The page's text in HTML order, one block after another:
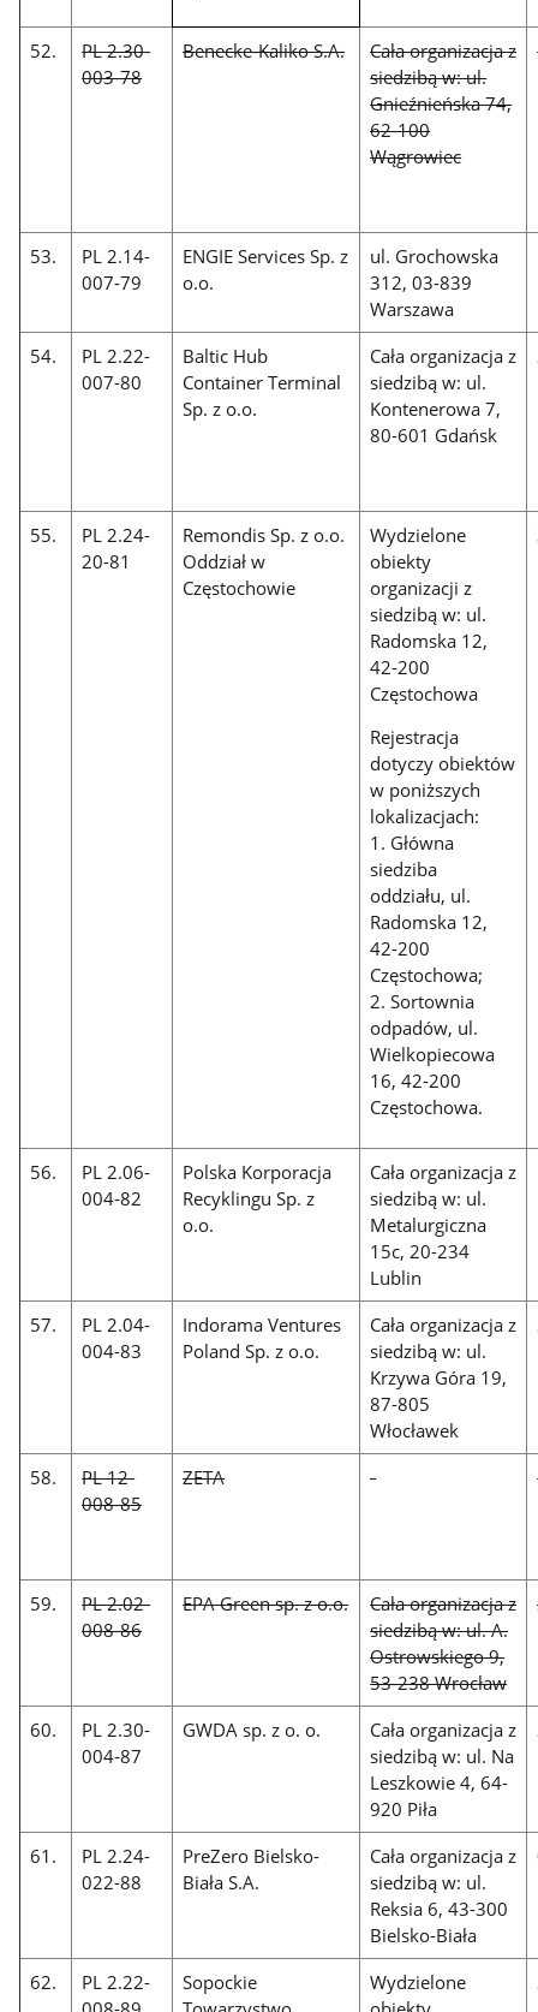
52.
PL 2.30-
003-78
Benecke-Kaliko S.A.
Cała organizacja z
siedzibą w: ul.
Gnieźnieńska 74,
62-100
Wągrowiec
53.
PL 2.14-
007-79
ENGIE Services Sp. z
o.o.
ul. Grochowska
312, 03-839
Warszawa
54.
PL 2.22-
007-80
Baltic Hub
Container Terminal
Sp. z o.o.
Cała organizacja z
siedzibą w: ul.
Kontenerowa 7,
80-601 Gdańsk
55.
PL 2.24-
20-81
Remondis Sp. z o.o.
Oddział w
Częstochowie
Wydzielone
obiekty
organizacji z
siedzibą w: ul.
Radomska 12,
42-200
Częstochowa
Rejestracja
dotyczy obiektów
w poniższych
lokalizacjach:
1. Główna
siedziba
oddziału, ul.
Radomska 12,
42-200
Częstochowa;
2. Sortownia
odpadów, ul.
Wielkopiecowa
16, 42-200
Częstochowa.
56.
PL 2.06-
004-82
Polska Korporacja
Recyklingu Sp. z
o.o.
Cała organizacja z
siedzibą w: ul.
Metalurgiczna
15c, 20-234
Lublin
57.
PL 2.04-
004-83
Indorama Ventures
Poland Sp. z o.o.
Cała organizacja z
siedzibą w: ul.
Krzywa Góra 19,
87-805
Włocławek
58.
PL 12-
008-85
ZETA -
59.
PL 2.02-
008-86
EPA Green sp. z o.o.
Cała organizacja z
siedzibą w: ul. A.
Ostrowskiego 9,
53-238 Wrocław
60.
PL 2.30-
004-87
GWDA sp. z o. o.
Cała organizacja z
siedzibą w: ul. Na
Leszkowie 4, 64-
920 Piła
61.
PL 2.24-
022-88
PreZero Bielsko-
Biała S.A.
Cała organizacja z
siedzibą w: ul.
Reksia 6, 43-300
Bielsko-Biała
62.
PL 2.22-
Sopockie
Wydzielone